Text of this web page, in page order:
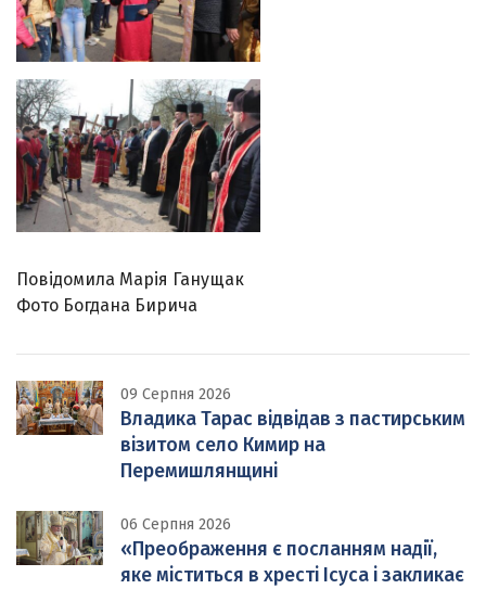
Повідомила Марія Ганущак
Фото Богдана Бирича
09 Серпня 2026
Владика Тарас відвідав з пастирським
візитом село Кимир на
Перемишлянщині
06 Серпня 2026
«Преображення є посланням надії,
яке міститься в хресті Ісуса і закликає